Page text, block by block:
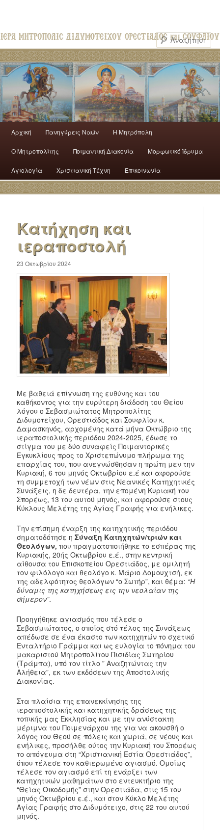
Αρχική Πανηγύρεις Ναών H Mητρόπολη
Ο Mητροπολίτης Ποιμαντική Διακονία Μορφωτικό Ίδρυμα
Αγιολογία Χριστιανική Τέχνη Επικοινωνία
Κατήχηση και
ιεραποστολή
23 Οκτωβρίου 2024
Με βαθειά επίγνωση της ευθύνης και του
καθήκοντος για την ευρύτερη διάδοση του Θείου
λόγου ο Σεβασμιώτατος Μητροπολίτης
Διδυμοτείχου, Ορεστιάδος και Σουφλίου κ.
Δαμασκηνός, αρχομένης κατά μήνα Οκτώβριο της
ιεραποστολικής περιόδου 2024-2025, έδωσε το
στίγμα του με δύο συναφείς Ποιμαντορικές
Εγκυκλίους προς το Χριστεπώνυμο πλήρωμα της
επαρχίας του, που ανεγνώσθησαν η πρώτη μεν την
Κυριακή, 6 του μηνός Οκτωβρίου ε.έ και αφορούσε
τη συμμετοχή των νέων στις Νεανικές Κατηχητικές
Συνάξεις, η δε δευτέρα, την επομένη Κυριακή του
Σπορέως, 13 του αυτού μηνός, και αφορούσε στους
Κύκλους Μελέτης της Αγίας Γραφής για ενήλικες.
Την επίσημη έναρξη της κατηχητικής περιόδου
σηματοδότησε ηΣύναξη Κατηχητών/τριών και
Θεολόγων, που πραγματοποιήθηκε το εσπέρας της
Κυριακής, 20ής Οκτωβρίου ε.έ., στην κεντρική
αίθουσα του Επισκοπείου Ορεστιάδος, με ομιλητή
τον φιλόλογο και θεολόγο κ. Μάριο Δομουχτσή, εκ
της αδελφότητος θεολόγων “ο Σωτήρ”, και θέμα: “Η
δύναμις της κατηχήσεως εις την νεολαίαν της
σήμερον”.
Προηγήθηκε αγιασμός που τέλεσε ο
Σεβασμιώτατος, ο οποίος στό τέλος της Συνάξεως
απέδωσε σε ένα έκαστο των κατηχητών το σχετικό
Ενταλτήριο Γράμμα και ως ευλογία το πόνημα του
μακαριστού Μητροπολίτου Πισιδίας Σωτηρίου
(Τράμπα), υπό τον τίτλο ” Αναζητώντας την
Αλήθεια”, εκ των εκδόσεων της Αποστολικής
Διακονίας.
Στα πλαίσια της επανεκκίνησης της
ιεραποστολικής και κατηχητικής δράσεως της
τοπικής μας Εκκλησίας και με την ανύστακτη
μέριμνα του Ποιμενάρχου της για να ακουσθή ο
λόγος του Θεού σε πόλεις και χωριά, σε νέους και
ενήλικες, προσήλθε ούτος την Κυριακή του Σπορέως
το απόγευμα στη “Χριστιανική Εστία Ορεστιάδος”,
όπου τέλεσε τον καθιερωμένο αγιασμό. Ομοίως
τέλεσε τον αγιασμό επί τη ενάρξει των
κατηχητικών μαθημάτων στο εντευκτήριο της
“Θείας Οικοδομής” στην Ορεστιάδα, στις 15 του
μηνός Οκτωβρίου ε.έ., και στον Κύκλο Μελέτης
Αγίας Γραφής στο Διδυμότειχο, στις 22 του αυτού
μηνός.